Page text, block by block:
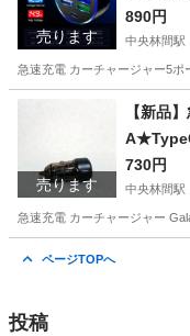
売ります
890円
中央林間駅
急速充電 カーチャージャー5ポ
神奈川 相模原市 中央
売ります
【新品
730円
中央林間駅
急速充電 カーチャージャー
ページTOPへ
投稿